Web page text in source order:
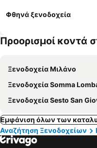
Φθηνά ξενοδοχεία
Προορισμοί κοντά
Ξενοδοχεία Μιλάνο
Ξενοδοχεία Somma
Ξενοδοχεία Sesto San
Εμφάνιση όλων των
Αναζήτηση Ξενοδοχείων